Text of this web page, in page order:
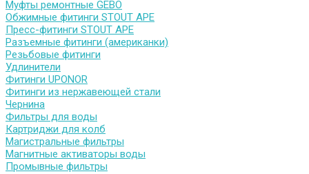
Муфты ремонтные GEBO
Обжимные фитинги STOUT APE
Пресс-фитинги STOUT APE
Разъемные фитинги (американки)
Резьбовые фитинги
Удлинители
Фитинги UPONOR
Фитинги из нержавеющей стали
Чернина
Фильтры для воды
Картриджи для колб
Магистральные фильтры
Магнитные активаторы воды
Промывные фильтры